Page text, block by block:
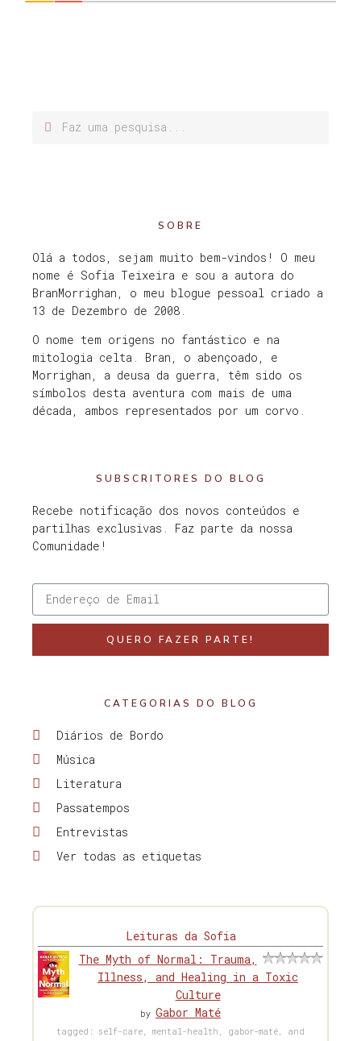
SOBRE
Olá a todos, sejam muito bem-vindos! O meu
nome é Sofia Teixeira e sou a autora do
BranMorrighan, o meu blogue pessoal criado a
13 de Dezembro de 2008.
O nome tem origens no fantástico e na
mitologia celta. Bran, o abençoado, e
Morrighan, a deusa da guerra, têm sido os
símbolos desta aventura com mais de uma
década, ambos representados por um corvo.
SUBSCRITORES DO BLOG
Recebe notificação dos novos conteúdos e
partilhas exclusivas. Faz parte da nossa
Comunidade!
QUERO FAZER PARTE!
CATEGORIAS DO BLOG
Diários de Bordo
Música
Literatura
Passatempos
Entrevistas
Ver todas as etiquetas
Leituras da Sofia
The Myth of Normal: Trauma,
Illness, and Healing in a Toxic
Culture
by Gabor Maté
tagged: self-care, mental-health, gabor-maté, and